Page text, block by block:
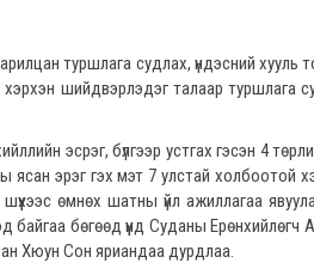
туршлага судлах, үндэсний хууль
хэрхэн шийдвэрлэдэг талаар туршлага
эсрэг, бүлгээр устгах гэсэн 4
эрэг гэх мэт 7 улстай холбоотой
өмнөх шатны үйл ажиллагаа
байгаа бөгөөд үүнд Суданы
Хюун Сон яриандаа дурдлаа.